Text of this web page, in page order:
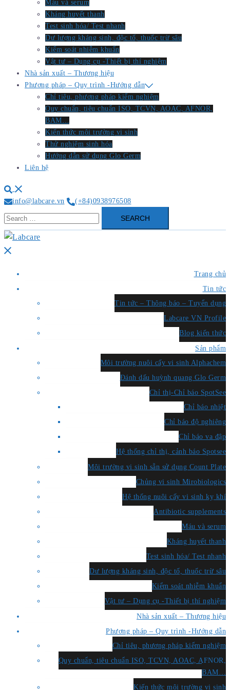
Máu và serum
Kháng huyết thanh
Test sinh hóa/ Test nhanh
Dư lượng kháng sinh, độc tố, thuốc trừ sâu
Kiểm soát nhiễm khuẩn
Vật tư – Dụng cụ -Thiết bị thí nghiệm
Nhà sản xuất – Thương hiệu
Phương pháp – Quy trình -Hướng dẫn
Chỉ tiêu, phương pháp kiểm nghiệm
Quy chuẩn, tiêu chuẩn ISO, TCVN, AOAC, AFNOR,
BAM…
Kiến thức môi trường vi sinh
Thử nghiệm sinh hóa
Hướng dẫn sử dụng Glo Germ
Liên hệ
Search
info@labcare.vn
(+84)0938976508
Search
for:
Close
Trang chủ
Tin tức
Tin tức – Thông báo – Tuyển dụng
Labcare VN Profile
Blog kiến thức
Sản phẩm
Môi trường nuôi cấy vi sinh Alphachem
Đánh dấu huỳnh quang Glo Germ
Chỉ thị-Chỉ báo SpotSee
Chỉ báo nhiệt
Chỉ báo độ nghiêng
Chỉ báo va đập
Hệ thống chỉ thị, cảnh báo Spotsee
Môi trường vi sinh sẵn sử dụng Count Plate
Chủng vi sinh Mirobiologics
Hệ thống nuôi cấy vi sinh kỵ khí
Antibiotic supplements
Máu và serum
Kháng huyết thanh
Test sinh hóa/ Test nhanh
Dư lượng kháng sinh, độc tố, thuốc trừ sâu
Kiểm soát nhiễm khuẩn
Vật tư – Dụng cụ -Thiết bị thí nghiệm
Nhà sản xuất – Thương hiệu
Phương pháp – Quy trình -Hướng dẫn
Chỉ tiêu, phương pháp kiểm nghiệm
Quy chuẩn, tiêu chuẩn ISO, TCVN, AOAC, AFNOR,
BAM…
Kiến thức môi trường vi sinh